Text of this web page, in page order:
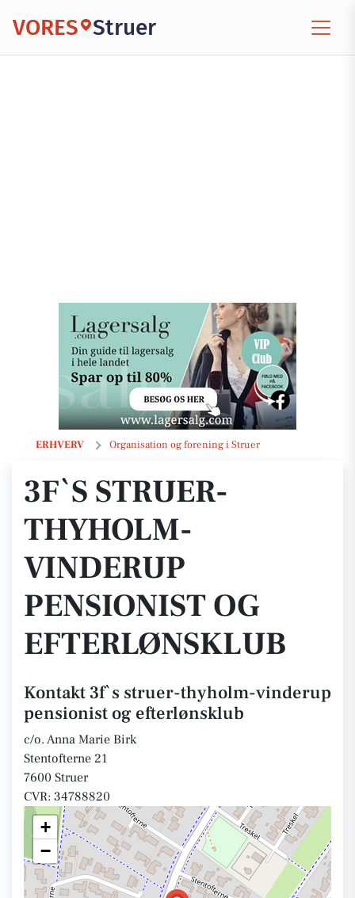
VORES Struer
ERHVERV Organisation og forening i Struer
3f`s struer-thyholm-vinderup pensionist og efterlønsklub
3F`S STRUER-
THYHOLM-
VINDERUP
PENSIONIST OG
EFTERLØNSKLUB
Kontakt 3f`s struer-thyholm-vinderup
pensionist og efterlønsklub
c/o. Anna Marie Birk
Stentofterne 21
7600 Struer
CVR: 34788820
+
−